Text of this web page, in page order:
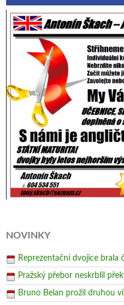
NOVINKY
Reprezentační dvojice brala
Pražský přebor neskrblil
Bruno Belan prožil druhou